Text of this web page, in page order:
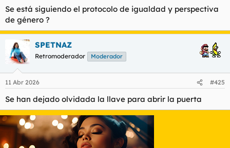
:
Se está siguiendo el protocolo de igualdad y perspectiva
de género ?
SPETNAZ
Retromoderador Moderador
11 Abr 2026 #425
Se han dejado olvidada la llave para abrir la puerta